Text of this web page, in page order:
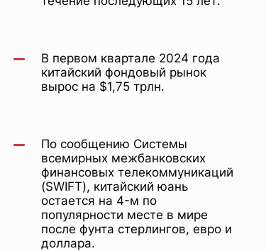
Xiaomi,
открытие
КПП
В первом квартале 2024 года
китайский фондовый рынок
вырос на $1,75 трлн.
По сообщению Системы
всемирных межбанковских
финансовых телекоммуникаций
(SWIFT), китайский юань
остается на 4-м по
популярности месте в мире
после фунта стерлингов, евро и
доллара.